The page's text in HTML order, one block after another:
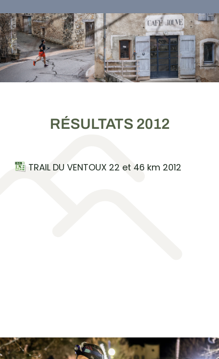
RÉSULTATS 2012
TRAIL DU VENTOUX 22 et 46 km 2012